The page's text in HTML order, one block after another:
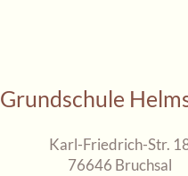
Grundschule
Karl-Friedrich-Str.
76646 Bruchsal